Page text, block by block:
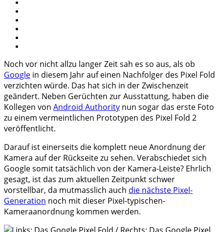
Noch vor nicht allzu langer Zeit sah es so aus, als ob
Google in diesem Jahr auf einen Nachfolger des Pixel Fold
verzichten würde. Das hat sich in der Zwischenzeit
geändert. Neben Gerüchten zur Ausstattung, haben die
Kollegen von Android Authority nun sogar das erste Foto
zu einem vermeintlichen Prototypen des Pixel Fold 2
veröffentlicht.
Darauf ist einerseits die komplett neue Anordnung der
Kamera auf der Rückseite zu sehen. Verabschiedet sich
Google somit tatsächlich von der Kamera-Leiste? Ehrlich
gesagt, ist das zum aktuellen Zeitpunkt schwer
vorstellbar, da mutmasslich auch die nächste Pixel-
Generation noch mit dieser Pixel-typischen-
Kameraanordnung kommen werden.